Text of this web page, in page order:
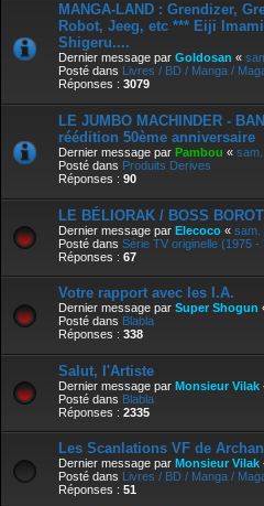
MANGA-LAND : Grendizer,
Robot, Jeeg, etc *** Eiji
Shigeru....
Dernier message par Goldosan «
Posté dans
Livres / BD / Manga /
Réponses : 3079
LE JUMBO MACHINDER -
réédition 50ème anniversaire
Dernier message par Pambou «
Posté dans Produits Derives
Réponses : 90
LE BÉLIORAK / BOSS BOROT
Dernier message par Elecoco « sam.
Posté dans Série TV originelle (1975 -
Réponses : 67
Votre rapport avec les I.A.
Dernier message par Super Shogun
Posté dans Blabla
Réponses : 338
Salut, l'Artiste
Dernier message par Monsieur Vilak
Posté dans Blabla
Réponses : 2335
Les Scanlations VF de
Dernier message par Monsieur Vilak
Posté dans Livres / BD / Manga /
Réponses : 51